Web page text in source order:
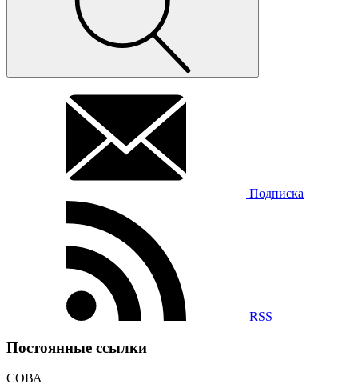
Подписка
RSS
Постоянные ссылки
СОВА